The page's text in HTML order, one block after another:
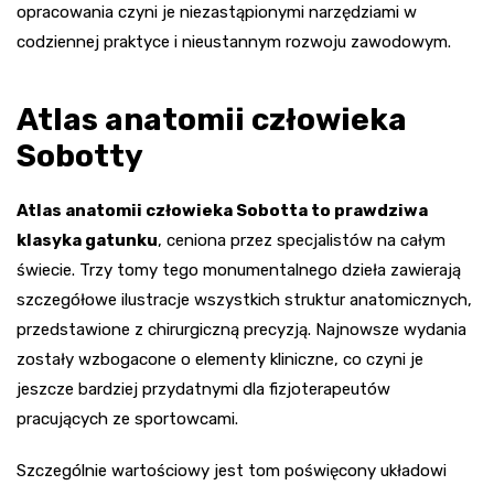
opracowania czyni je niezastąpionymi narzędziami w
codziennej praktyce i nieustannym rozwoju zawodowym.
Atlas anatomii człowieka
Sobotty
Atlas anatomii człowieka Sobotta to prawdziwa
klasyka gatunku, ceniona przez specjalistów na całym
świecie. Trzy tomy tego monumentalnego dzieła zawierają
szczegółowe ilustracje wszystkich struktur anatomicznych,
przedstawione z chirurgiczną precyzją. Najnowsze wydania
zostały wzbogacone o elementy kliniczne, co czyni je
jeszcze bardziej przydatnymi dla fizjoterapeutów
pracujących ze sportowcami.
Szczególnie wartościowy jest tom poświęcony układowi